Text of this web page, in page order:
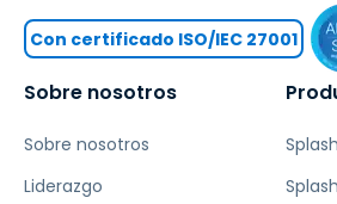
Sobre nosotros
Sobre nosotros
Liderazgo
Con certificado ISO/IEC 27001